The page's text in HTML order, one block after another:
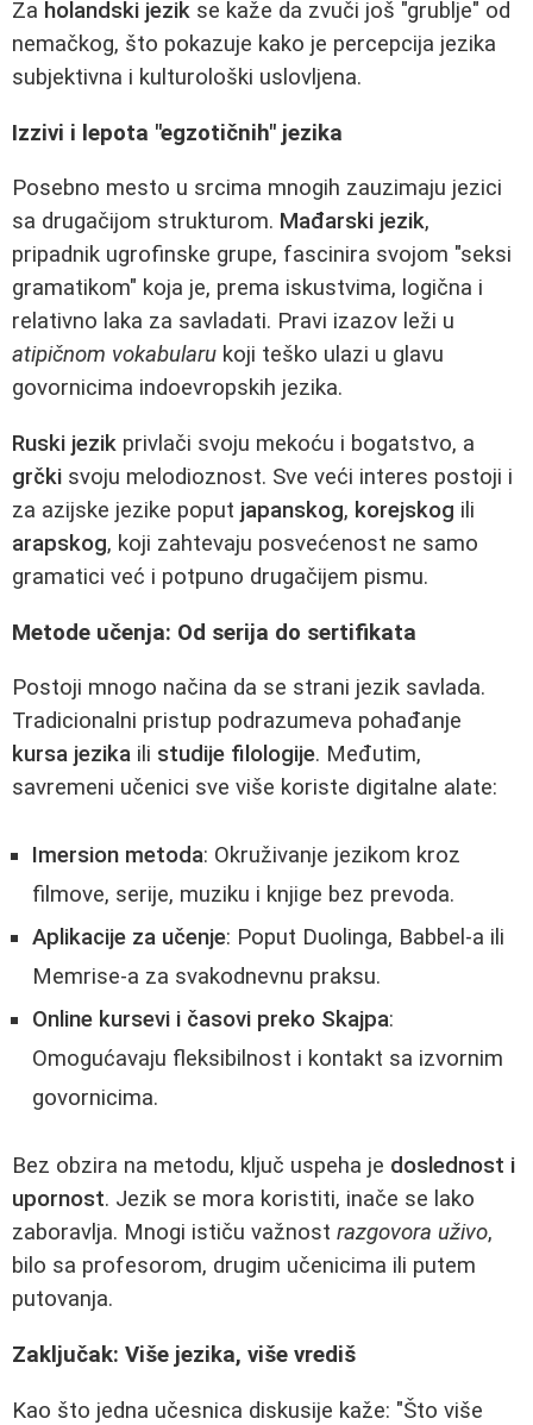
Za holandski jezik se kaže da zvuči još "grublje" od
nemačkog, što pokazuje kako je percepcija jezika
subjektivna i kulturološki uslovljena.
Izzivi i lepota "egzotičnih" jezika
Posebno mesto u srcima mnogih zauzimaju jezici
sa drugačijom strukturom. Mađarski jezik,
pripadnik ugrofinske grupe, fascinira svojom "seksi
gramatikom" koja je, prema iskustvima, logična i
relativno laka za savladati. Pravi izazov leži u
atipičnom vokabularu koji teško ulazi u glavu
govornicima indoevropskih jezika.
Ruski jezik privlači svoju mekoću i bogatstvo, a
grčki svoju melodioznost. Sve veći interes postoji i
za azijske jezike poput japanskog, korejskog ili
arapskog, koji zahtevaju posvećenost ne samo
gramatici već i potpuno drugačijem pismu.
Metode učenja: Od serija do sertifikata
Postoji mnogo načina da se strani jezik savlada.
Tradicionalni pristup podrazumeva pohađanje
kursa jezika ili studije filologije. Međutim,
savremeni učenici sve više koriste digitalne alate:
Imersion metoda: Okruživanje jezikom kroz
filmove, serije, muziku i knjige bez prevoda.
Aplikacije za učenje: Poput Duolinga, Babbel-a ili
Memrise-a za svakodnevnu praksu.
Online kursevi i časovi preko Skajpa:
Omogućavaju fleksibilnost i kontakt sa izvornim
govornicima.
Bez obzira na metodu, ključ uspeha je doslednost i
upornost. Jezik se mora koristiti, inače se lako
zaboravlja. Mnogi ističu važnost razgovora uživo,
bilo sa profesorom, drugim učenicima ili putem
putovanja.
Zaključak: Više jezika, više vrediš
Kao što jedna učesnica diskusije kaže: "Što više